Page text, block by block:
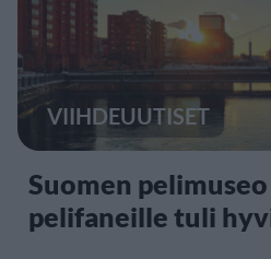
VIIHDEUUTISET
Suomen
pelifaneille tuli